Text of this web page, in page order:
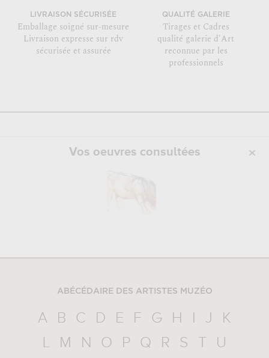
LIVRAISON SÉCURISÉE
Emballage soigné sur-mesure
Livraison expresse sur rdv
sécurisée et assurée
QUALITÉ GALERIE
Tirages et Cadres
qualité galerie d'Art
reconnue par les
professionnels
Vos oeuvres consultées
ABÉCÉDAIRE DES ARTISTES MUZÉO
A B C D E F G H J
K
L
M N O P Q R S
U